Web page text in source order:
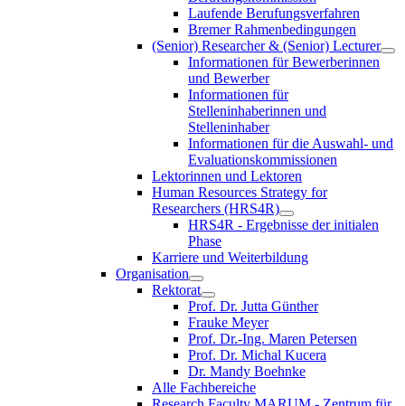
Laufende Berufungsverfahren
Bremer Rahmenbedingungen
(Senior) Researcher & (Senior) Lecturer
Informationen für Bewerberinnen
und Bewerber
Informationen für
Stelleninhaberinnen und
Stelleninhaber
Informationen für die Auswahl- und
Evaluationskommissionen
Lektorinnen und Lektoren
Human Resources Strategy for
Researchers (HRS4R)
HRS4R - Ergebnisse der initialen
Phase
Karriere und Weiterbildung
Organisation
Rektorat
Prof. Dr. Jutta Günther
Frauke Meyer
Prof. Dr.-Ing. Maren Petersen
Prof. Dr. Michal Kucera
Dr. Mandy Boehnke
Alle Fachbereiche